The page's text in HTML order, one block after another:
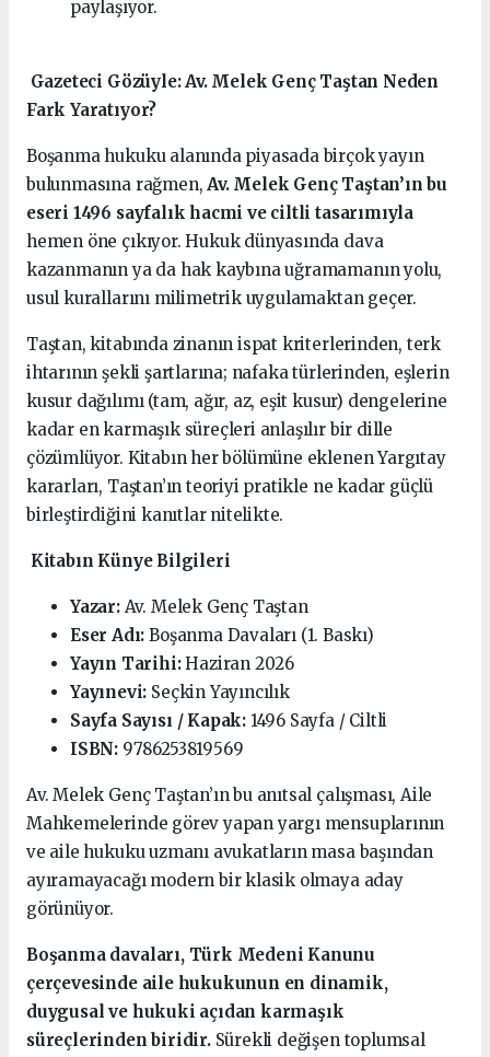
paylaşıyor.
️ Gazeteci Gözüyle: Av. Melek Genç Taştan Neden
Fark Yaratıyor?
Boşanma hukuku alanında piyasada birçok yayın
bulunmasına rağmen,Av. Melek Genç Taştan’ın bu
eseri 1496 sayfalık hacmi ve ciltli tasarımıyla
hemen öne çıkıyor. Hukuk dünyasında dava
kazanmanın ya da hak kaybına uğramamanın yolu,
usul kurallarını milimetrik uygulamaktan geçer.
Taştan, kitabında zinanın ispat kriterlerinden, terk
ihtarının şekli şartlarına; nafaka türlerinden, eşlerin
kusur dağılımı (tam, ağır, az, eşit kusur) dengelerine
kadar en karmaşık süreçleri anlaşılır bir dille
çözümlüyor. Kitabın her bölümüne eklenen Yargıtay
kararları, Taştan’ın teoriyi pratikle ne kadar güçlü
birleştirdiğini kanıtlar nitelikte.
Kitabın Künye Bilgileri
Yazar:Av. Melek Genç Taştan
Eser Adı: Boşanma Davaları (1. Baskı)
Yayın Tarihi:Haziran 2026
Yayınevi: Seçkin Yayıncılık
Sayfa Sayısı / Kapak:1496 Sayfa / Ciltli
ISBN: 9786253819569
Av. Melek Genç Taştan’ın bu anıtsal çalışması, Aile
Mahkemelerinde görev yapan yargı mensuplarının
ve aile hukuku uzmanı avukatların masa başından
ayıramayacağı modern bir klasik olmaya aday
görünüyor.
Boşanma davaları, Türk Medeni Kanunu
çerçevesinde aile hukukunun en dinamik,
duygusal ve hukuki açıdan karmaşık
süreçlerinden biridir.Sürekli değişen toplumsal